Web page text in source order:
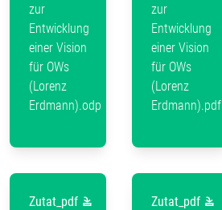
zur
Entwicklung
einer Vision
für OWs
(Lorenz
Erdmann).odp
zur
Entwicklung
einer Vision
für OWs
(Lorenz
Erdmann).pdf
Zutat_pdf Zutat_pdf